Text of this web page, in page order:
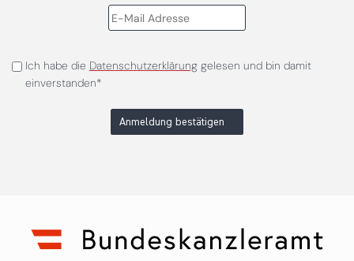
Ich habe die Datenschutzerklärunggelesen und bin damit
einverstanden*
Anmeldung bestätigen